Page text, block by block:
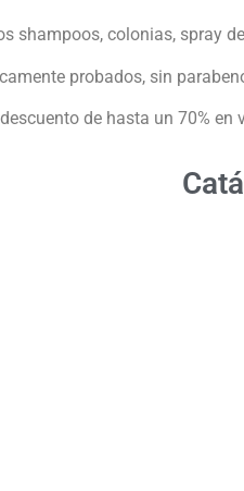
shampoos, colonias, spray
probados, sin
de hasta un 70%